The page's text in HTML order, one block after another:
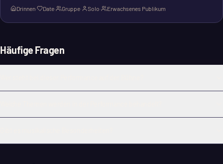
Drinnen· Date· Gruppe· Solo· Erwachsenes Publikum
Häufige Fragen